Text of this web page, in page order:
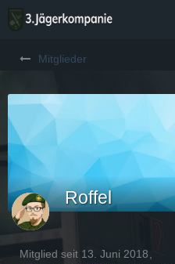
Mitglieder
Roffel
Mitglied seit 13. Juni 2018